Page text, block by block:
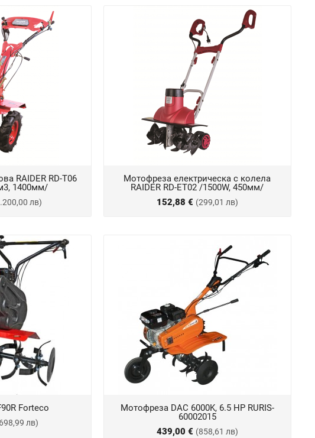
RAIDER RD-T06
1400мм/
лв)
Мотофреза eлектрическа с колела
RAIDER RD-ЕT02 /1500W, 450мм/
152,88 € (299,01 лв)
Forteco
лв)
Мотофреза DAC 6000K, 6.5 HP RURIS-
60002015
439,00 € (858,61 лв)